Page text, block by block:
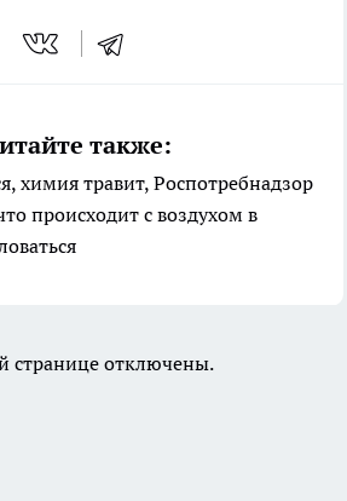
также:
химия травит, Роспотребнадзор
происходит с воздухом в
странице отключены.